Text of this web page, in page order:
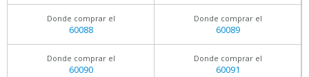
Donde comprar el
60088
Donde comprar el
60089
Donde comprar el
60090
Donde comprar el
60091